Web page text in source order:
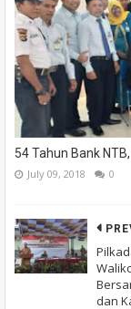
54 Tahun Bank
July 09, 2018 0
dan